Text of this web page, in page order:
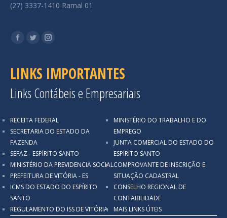
(27) 3337-1410 Ramal 01
Encontre-nos em:
Facebook
TwitterInstagram
LINKS IMPORTANTES
Links Contábeis e Empresariais
RECEITA FEDERAL
SECRETARIA DO ESTADO DA
FAZENDA
SEFAZ - ESPÍRITO SANTO
MINISTÉRIO DA PREVIDENCIA SOCIAL
PREFEITURA DE VITÓRIA - ES
ICMS DO ESTADO DO ESPÍRITO
SANTO
REGULAMENTO DO ISS DE VITÓRIA
MINISTÉRIO DO TRABALHO E DO
EMPREGO
JUNTA COMERCIAL DO ESTADO DO
ESPÍRITO SANTO
COMPROVANTE DE INSCRIÇÃO E
SITUAÇÃO CADASTRAL
CONSELHO REGIONAL DE
CONTABILIDADE
MAIS LINKS ÚTEIS